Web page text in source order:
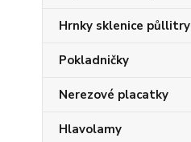
Hrnky sklenice půllitry
Pokladničky
Nerezové placatky
Hlavolamy